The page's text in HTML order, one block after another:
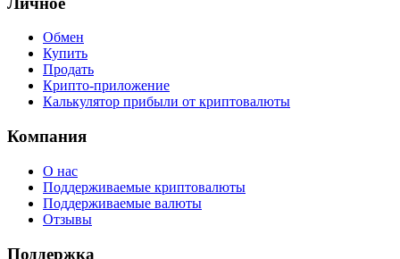
Обмен
Купить
Продать
Крипто-приложение
Калькулятор прибыли от криптовалюты
Компания
О нас
Поддерживаемые криптовалюты
Поддерживаемые валюты
Отзывы
Поддержка